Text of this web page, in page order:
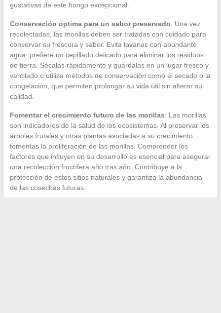
gustativas de este hongo excepcional.
Conservación óptima para un sabor preservado: Una vez
recolectadas, las morillas deben ser tratadas con cuidado para
conservar su frescura y sabor. Evita lavarlas con abundante
agua; prefiere un cepillado delicado para eliminar los residuos
de tierra. Sécalas rápidamente y guárdalas en un lugar fresco y
ventilado o utiliza métodos de conservación como el secado o la
congelación, que permiten prolongar su vida útil sin alterar su
calidad.
Fomentar el crecimiento futuro de las morillas: Las morillas
son indicadores de la salud de los ecosistemas. Al preservar los
árboles frutales y otras plantas asociadas a su crecimiento,
fomentas la proliferación de las morillas. Comprender los
factores que influyen en su desarrollo es esencial para asegurar
una recolección fructífera año tras año. Contribuye a la
protección de estos sitios naturales y garantiza la abundancia
de las cosechas futuras.